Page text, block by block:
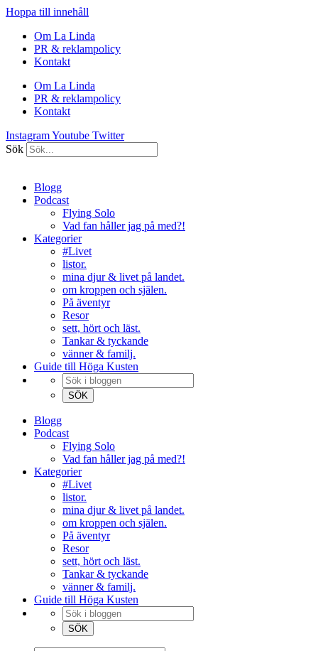
Hoppa till innehåll
Om La Linda
PR & reklampolicy
Kontakt
Om La Linda
PR & reklampolicy
Kontakt
InstagramYoutube Twitter
Sök
Blogg
Podcast
Flying Solo
Vad fan håller jag på med?!
Kategorier
#Livet
listor.
mina djur & livet på landet.
om kroppen och själen.
På äventyr
Resor
sett, hört och läst.
Tankar & tyckande
vänner & familj.
Guide till Höga Kusten
Blogg
Podcast
Flying Solo
Vad fan håller jag på med?!
Kategorier
#Livet
listor.
mina djur & livet på landet.
om kroppen och själen.
På äventyr
Resor
sett, hört och läst.
Tankar & tyckande
vänner & familj.
Guide till Höga Kusten